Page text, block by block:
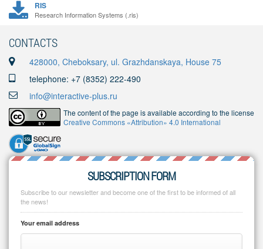
RIS
Research Information Systems (.ris)
CONTACTS
428000, Cheboksary, ul. Grazhdanskaya, House 75
telephone: +7 (8352) 222-490
info@interactive-plus.ru
The content of the page is available according to the license
Creative Commons «Attribution» 4.0 International
SUBSCRIPTION FORM
Subscribe to our newsletter and become one of the first to be informed of all
the news!
Your email address